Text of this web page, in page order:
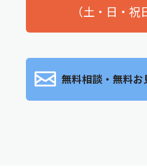
（土・日・祝
無料相談・無料お